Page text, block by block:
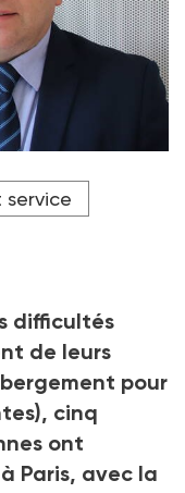
dans les
service
difficultés
de leurs
pour
cinq
ont
Paris, avec la